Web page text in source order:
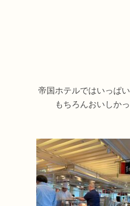
帝国ホテルではいっぱ
もちろんおいしか